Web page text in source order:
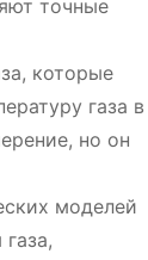
точные
которые
газа в
но он
моделей